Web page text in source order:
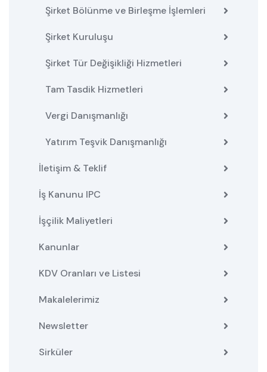
Şirket Bölünme ve Birleşme İşlemleri
Şirket Kuruluşu
Şirket Tür Değişikliği Hizmetleri
Tam Tasdik Hizmetleri
Vergi Danışmanlığı
Yatırım Teşvik Danışmanlığı
İletişim & Teklif
İş Kanunu IPC
İşçilik Maliyetleri
Kanunlar
KDV Oranları ve Listesi
Makalelerimiz
Newsletter
Sirküler